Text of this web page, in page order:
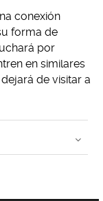
conexión
forma de
por
en similares
de visitar a